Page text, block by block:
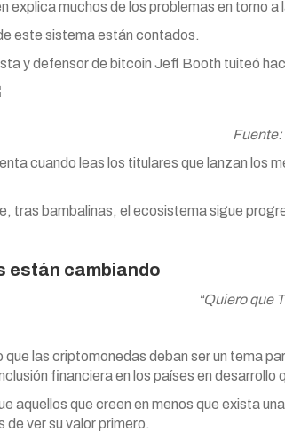
explica muchos de los problemas en torno a
este sistema están contados.
y defensor de bitcoin Jeff Booth tuiteó
Fuente:
cuando leas los titulares que lanzan los
tras bambalinas, el ecosistema sigue
están cambiando
“Quiero que
que las criptomonedas deban ser un tema
financiera en los países en desarrollo
aquellos que creen en menos que exista
de ver su valor primero.